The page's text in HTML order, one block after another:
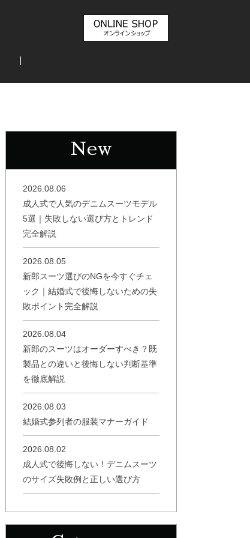
New
2026.08.06
成人式で人気のデニムスーツモデル
5選｜失敗しない選び方とトレンド
完全解説
2026.08.05
新郎スーツ選びのNGを今すぐチェ
ック｜結婚式で後悔しないための失
敗ポイント完全解説
2026.08.04
新郎のスーツはオーダーすべき？既
製品との違いと後悔しない判断基準
を徹底解説
2026.08.03
結婚式参列者の服装マナーガイド
2026.08.02
成人式で後悔しない！デニムスーツ
のサイズ失敗例と正しい選び方